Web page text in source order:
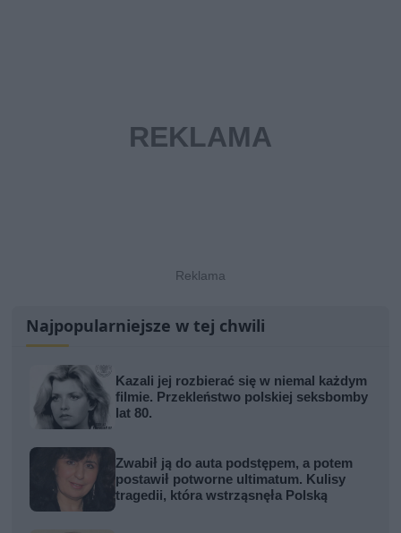
Najpopularniejsze w tej chwili
Kazali jej rozbierać się w niemal każdym
filmie. Przekleństwo polskiej seksbomby
lat 80.
Zwabił ją do auta podstępem, a potem
postawił potworne ultimatum. Kulisy
tragedii, która wstrząsnęła Polską